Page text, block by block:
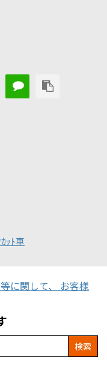
ｯﾄ車
に関して、 お客様